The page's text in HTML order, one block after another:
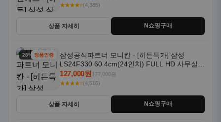
★★★★⭐(4,385)
상품 자세히 N쇼핑구매
28% 할인정품인증
삼성공식파트너 모니칸 - [히든특가] 삼성
LS24F330 60.4cm(24인치) FULL HD 사무실/
컴퓨터 모니터
127,000원177,000원
★★★★⭐(4,516)
상품 자세히 N쇼핑구매